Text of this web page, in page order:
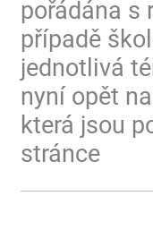
pořádána s
případě
jednotlivá
nyní opět
která jsou
stránce